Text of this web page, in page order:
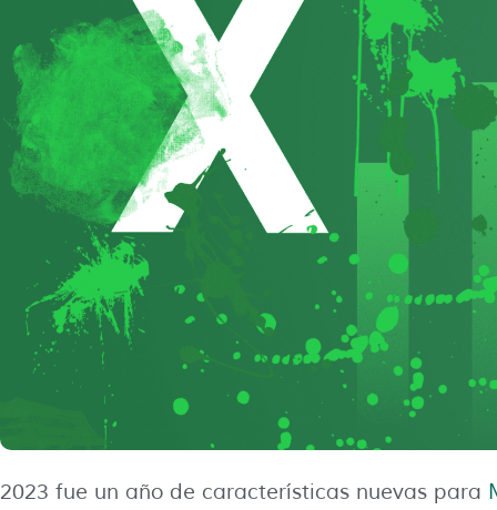
2023 fue un año de características nuevas para